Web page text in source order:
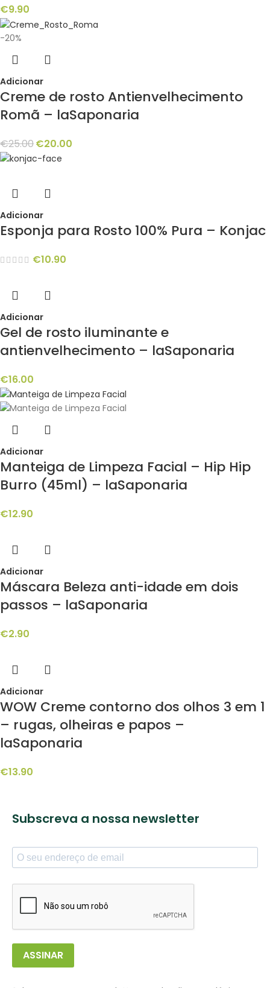
€9.90
-20%
Adicionar
Creme de rosto Antienvelhecimento
Romã – laSaponaria
€25.00€20.00
Adicionar
Esponja para Rosto 100% Pura – Konjac
€10.90
Adicionar
Gel de rosto iluminante e
antienvelhecimento – laSaponaria
€16.00
Adicionar
Manteiga de Limpeza Facial – Hip Hip
Burro (45ml) – laSaponaria
€12.90
Adicionar
Máscara Beleza anti-idade em dois
passos – laSaponaria
€2.90
Adicionar
WOW Creme contorno dos olhos 3 em 1
– rugas, olheiras e papos –
laSaponaria
€13.90
Subscreva a nossa newsletter
ASSINAR